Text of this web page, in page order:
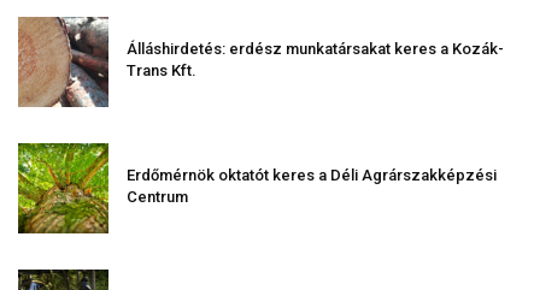
Álláshirdetés: erdész munkatársakat keres a Kozák-
Trans Kft.
Erdőmérnök oktatót keres a Déli Agrárszakképzési
Centrum